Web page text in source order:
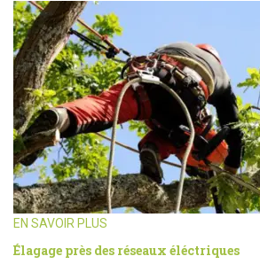
EN SAVOIR PLUS
Élagage près des réseaux éléctriques